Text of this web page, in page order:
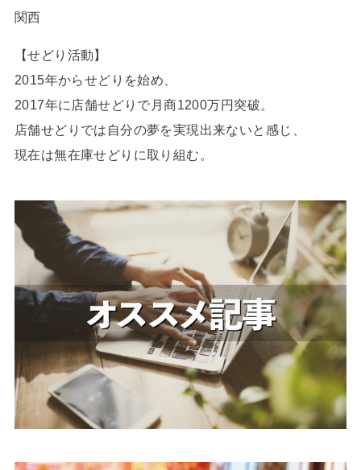
関西
【せどり活動】
2015年からせどりを始め、
2017年に店舗せどりで月商1200万円突破。
店舗せどりでは自分の夢を実現出来ないと感じ、
現在は無在庫せどりに取り組む。